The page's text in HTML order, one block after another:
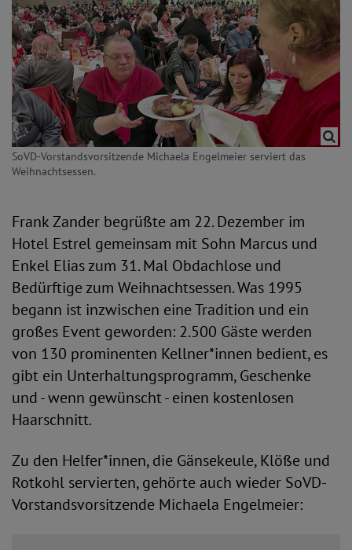
SoVD-Vorstandsvorsitzende Michaela Engelmeier serviert das
Weihnachtsessen.
Frank Zander begrüßte am 22. Dezember im
Hotel Estrel gemeinsam mit Sohn Marcus und
Enkel Elias zum 31. Mal Obdachlose und
Bedürftige zum Weihnachtsessen. Was 1995
begann ist inzwischen eine Tradition und ein
großes Event geworden: 2.500 Gäste werden
von 130 prominenten Kellner*innen bedient, es
gibt ein Unterhaltungsprogramm, Geschenke
und - wenn gewünscht - einen kostenlosen
Haarschnitt.
Zu den Helfer*innen, die Gänsekeule, Klöße und
Rotkohl servierten, gehörte auch wieder SoVD-
Vorstandsvorsitzende Michaela Engelmeier: